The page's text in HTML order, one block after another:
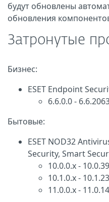
будут обновлены
обновления
Затронутые
Бизнес:
ESET Endpoint
6.6.0.0 -
Бытовые:
ESET NOD32
Security, Smart
10.0.0.x -
10.1.0.x -
11.0.0.x -